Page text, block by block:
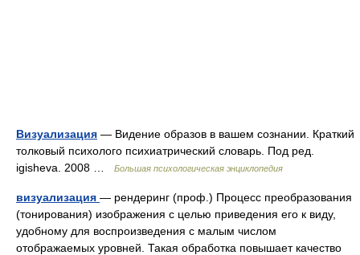
Визуализация — Видение образов в вашем сознании. Краткий
толковый психолого психиатрический словарь. Под ред.
igisheva. 2008 …
Большая психологическая энциклопедия
визуализация — рендеринг (проф.) Процесс преобразования
(тонирования) изображения с целью приведения его к виду,
удобному для воспроизведения с малым числом
отображаемых уровней. Такая обработка повышает качество